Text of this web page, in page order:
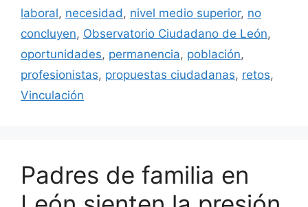
laboral, necesidad, nivel medio superior, no
concluyen, Observatorio Ciudadano de León,
oportunidades, permanencia, población,
profesionistas, propuestas ciudadanas, retos,
Vinculación
Padres de familia en